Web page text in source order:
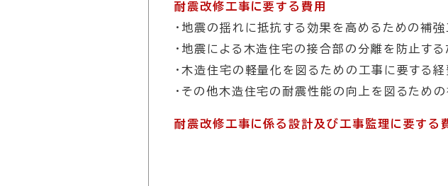
耐震改修工事に要する費用
・地震の揺れに抵抗する効果を高めるための補
・地震による木造住宅の接合部の分離を防止す
・木造住宅の軽量化を図るための工事に要する経
・その他木造住宅の耐震性能の向上を図るため
耐震改修工事に係る設計及び工事監理に要する